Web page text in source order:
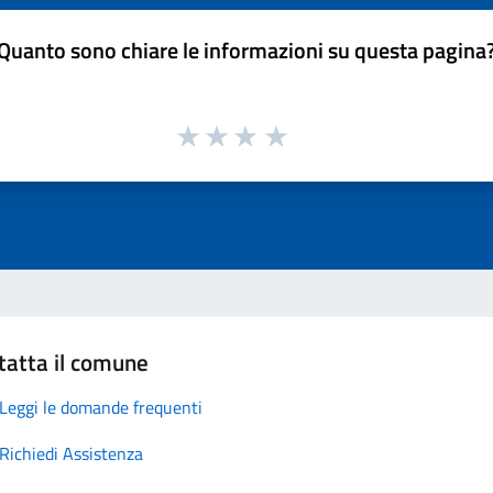
sono chiare le informazioni su questa
il comune
Leggi le domande frequenti
Richiedi Assistenza